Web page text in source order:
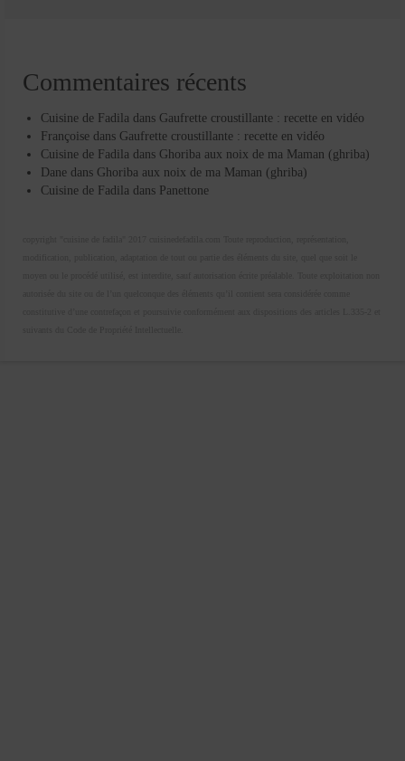
Commentaires récents
Cuisine de Fadila dans Gaufrette croustillante : recette en vidéo
Françoise dans Gaufrette croustillante : recette en vidéo
Cuisine de Fadila dans Ghoriba aux noix de ma Maman (ghriba)
Dane dans Ghoriba aux noix de ma Maman (ghriba)
Cuisine de Fadila dans Panettone